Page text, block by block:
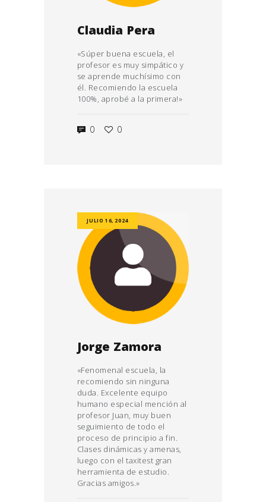
Claudia Pera
«Súper buena escuela, el
profesor es muy simpático y
se aprende muchísimo con
él. Recomiendo la escuela
100%, aprobé a la primera!»
0 0
JULIO 16, 2024
Jorge Zamora
«Fenomenal escuela, la
recomiendo sin ninguna
duda. Excelente equipo
humano especial mención al
profesor Juan, muy buen
seguimiento de todo el
proceso de principio a fin.
Clases dinámicas y amenas,
luego con el taxitest gran
herramienta de estudio.
Gracias amigos.»